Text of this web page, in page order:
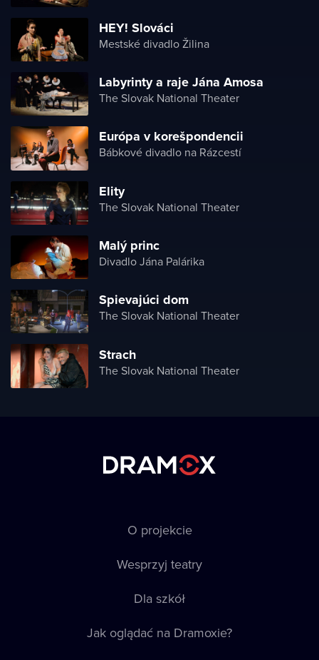
HEY! Slováci
Mestské divadlo Žilina
Labyrinty a raje Jána Amosa
The Slovak National Theater
Európa v korešpondencii
Bábkové divadlo na Rázcestí
Elity
The Slovak National Theater
Malý princ
Divadlo Jána Palárika
Spievajúci dom
The Slovak National Theater
Strach
The Slovak National Theater
O projekcie
Wesprzyj teatry
Dla szkół
Jak oglądać na Dramoxie?